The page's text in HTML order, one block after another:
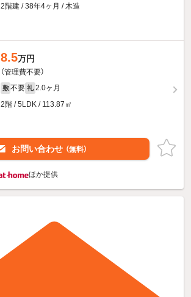
2階建 / 38年4ヶ月 / 木造
8.5万円
（管理費不要）
敷 不要 礼 2.0ヶ月
2階 / 5LDK / 113.87㎡
お問い合わせ （無料）
ほか提供